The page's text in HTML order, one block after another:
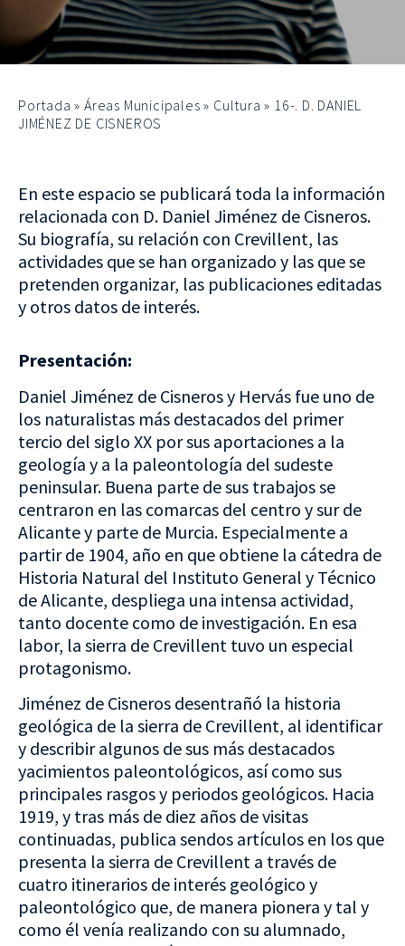
Portada »Áreas Municipales » Cultura » 16-. D. DANIEL
JIMÉNEZ DE CISNEROS
En este espacio se publicará toda la información
relacionada con D. Daniel Jiménez de Cisneros.
Su biografía, su relación con Crevillent, las
actividades que se han organizado y las que se
pretenden organizar, las publicaciones editadas
y otros datos de interés.
Presentación:
Daniel Jiménez de Cisneros y Hervás fue uno de
los naturalistas más destacados del primer
tercio del siglo XX por sus aportaciones a la
geología y a la paleontología del sudeste
peninsular. Buena parte de sus trabajos se
centraron en las comarcas del centro y sur de
Alicante y parte de Murcia. Especialmente a
partir de 1904, año en que obtiene la cátedra de
Historia Natural del Instituto General y Técnico
de Alicante, despliega una intensa actividad,
tanto docente como de investigación. En esa
labor, la sierra de Crevillent tuvo un especial
protagonismo.
Jiménez de Cisneros desentrañó la historia
geológica de la sierra de Crevillent, al identificar
y describir algunos de sus más destacados
yacimientos paleontológicos, así como sus
principales rasgos y periodos geológicos. Hacia
1919, y tras más de diez años de visitas
continuadas, publica sendos artículos en los que
presenta la sierra de Crevillent a través de
cuatro itinerarios de interés geológico y
paleontológico que, de manera pionera y tal y
como él venía realizando con su alumnado,